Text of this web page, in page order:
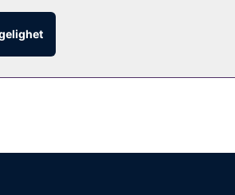
lett å bite i på kafeen. Frokostbuffé tilbys